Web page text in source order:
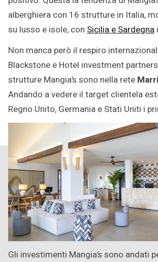
alberghiera con 16 strutture in Italia,
su lusso e isole, con Sicilia e Sardegna
Non manca però il respiro
Blackstone e Hotel investment
strutture Mangia’s sono nella rete
Andando a vedere il target clientela
Regno Unito, Germania e Stati Uniti i
Gli investimenti Mangia’s sono andati